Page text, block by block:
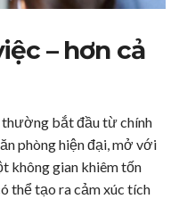
– hơn cả
bắt đầu từ chính
phòng hiện đại, mở với
không gian khiêm tốn
thể tạo ra cảm xúc tích